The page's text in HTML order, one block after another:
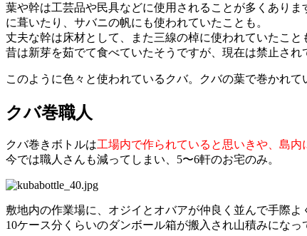
葉や幹は工芸品や民具などに使用されることが多くあり
に葺いたり、サバニの帆にも使われていたことも。
丈夫な幹は床材として、また三線の棹に使われていたこと
昔は新芽を茹でて食べていたそうですが、現在は禁止され
このように色々と使われているクバ。クバの葉で巻かれ
クバ巻職人
クバ巻きボトルは工場内で作られていると思いきや、島内
今では職人さんも減ってしまい、5〜6軒のお宅のみ。
敷地内の作業場に、オジイとオバアが仲良く並んで手際よ
10ケース分くらいのダンボール箱が搬入され山積みにな